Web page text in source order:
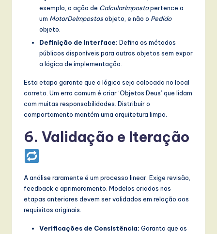
exemplo, a ação de CalcularImpostopertence a
um MotorDeImpostosobjeto, e não o Pedido
objeto.
Definição de Interface: Defina os métodos
públicos disponíveis para outros objetos sem expor
a lógica de implementação.
Esta etapa garante que a lógica seja colocada no local
correto. Um erro comum é criar ‘Objetos Deus’ que lidam
com muitas responsabilidades. Distribuir o
comportamento mantém uma arquitetura limpa.
6. Validação e Iteração
A análise raramente é um processo linear. Exige revisão,
feedback e aprimoramento. Modelos criados nas
etapas anteriores devem ser validados em relação aos
requisitos originais.
Verificações de Consistência: Garanta que os